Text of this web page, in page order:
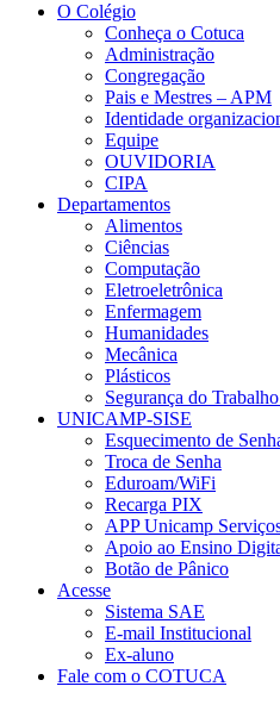
O Colégio
Conheça o Cotuca
Administração
Congregação
Pais e Mestres – APM
Identidade
Equipe
OUVIDORIA
CIPA
Departamentos
Alimentos
Ciências
Computação
Eletroeletrônica
Enfermagem
Humanidades
Mecânica
Plásticos
Segurança do
UNICAMP-SISE
Esquecimento de
Troca de Senha
Eduroam/WiFi
Recarga PIX
APP Unicamp
Apoio ao Ensino
Botão de Pânico
Acesse
Sistema SAE
E-mail Institucional
Ex-aluno
Fale com o COTUCA